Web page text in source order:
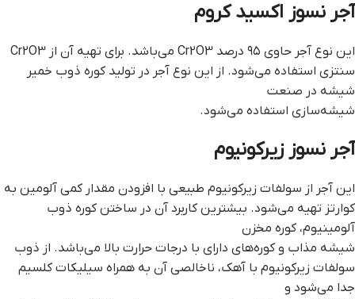
آجر نسوز اکسید کروم
این نوع آجر حاوی ۹۵ درصد Cr2O3 می‌باشد. برای تهیه آن از Cr2O3
سنتزی استفاده می‌شود. از این نوع آجر در تولید کوره ذوب خمیر
شیشه در صنعت
شیشه‌سازی استفاده می‌شود.
آجر نسوز زیرکونیوم
این آجر از سولفات زیرکونیوم طبیعی با افزودن مقدار کمی آلومین به
کوارتز تهیه می‌شود. بیشترین کاربرد آن در ساختن کوره ذوب
آلومینیوم، کوره مخزن
شیشه مذاب و کوره‌های دارای با درجات حرارت بالا می‌باشد. از ذوب
سولفات زیرکونیوم با آهک، ناخالصی آن به همراه سیلیکات کلسیم
جدا می‌شود و